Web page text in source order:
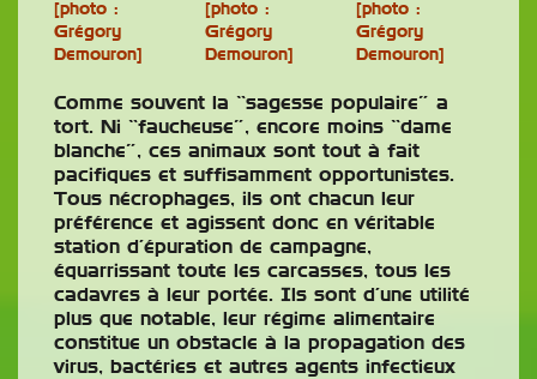
[photo :
Grégory
Demouron]
[photo :
Grégory
Demouron]
[photo :
Grégory
Demouron]
Comme souvent la “sagesse populaire” a
tort. Ni “faucheuse”, encore moins “dame
blanche”, ces animaux sont tout à fait
pacifiques et suffisamment opportunistes.
Tous nécrophages, ils ont chacun leur
préférence et agissent donc en véritable
station d’épuration de campagne,
équarrissant toute les carcasses, tous les
cadavres à leur portée. Ils sont d’une utilité
plus que notable, leur régime alimentaire
constitue un obstacle à la propagation des
virus, bactéries et autres agents infectieux